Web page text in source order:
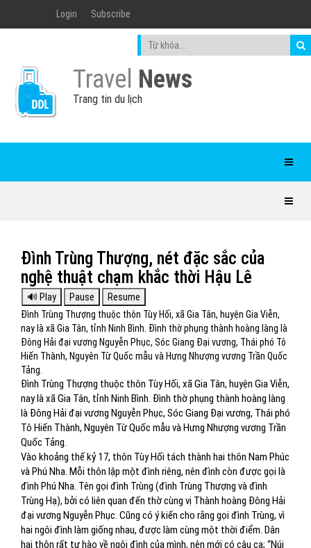
Login Subscribe
Travel News
Trang tin du lịch
Đình Trùng Thượng, nét đặc sắc của
nghệ thuật chạm khắc thời Hậu Lê
Đình Trùng Thượng thuộc thôn Tùy Hối, xã Gia Tân, huyện Gia Viễn,
nay là xã Gia Tân, tỉnh Ninh Bình. Đình thờ phụng thành hoàng làng là
Đông Hải đại vương Nguyễn Phục, Sóc Giang Đại vương, Thái phó Tô
Hiến Thành, Nguyên Từ Quốc mẫu và Hưng Nhượng vương Trần Quốc
Tảng.
Đình Trùng Thượng thuộc thôn Tùy Hối, xã Gia Tân, huyện Gia Viễn,
nay là xã Gia Tân, tỉnh Ninh Bình. Đình thờ phụng thành hoàng làng
là Đông Hải đại vương Nguyễn Phục, Sóc Giang Đại vương, Thái phó
Tô Hiến Thành, Nguyên Từ Quốc mẫu và Hưng Nhượng vương Trần
Quốc Tảng.
Vào khoảng thế kỷ 17, thôn Tùy Hối tách thành hai thôn Nam Phúc
và Phú Nha. Mỗi thôn lập một đình riêng, nên đình còn được gọi là
đình Phú Nha. Tên gọi đình Trùng (đình Trùng Thượng và đình
Trùng Hạ), bởi có liên quan đến thờ cùng vị Thành hoàng Đông Hải
đại vương Nguyễn Phục. Cũng có ý kiến cho rằng gọi đình Trùng, vì
hai ngôi đình làm giống nhau, được làm cùng một thời điểm. Dân
hai thôn rất tự hào về ngôi đình của mình, nên mới có câu ca; “Núi